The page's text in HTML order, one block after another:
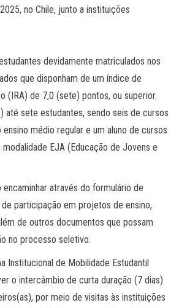
no Chile, junto a instituições
devidamente matriculados nos
que disponham de um índice de
(IRA) de 7,0 (sete) pontos, ou superior.
até sete estudantes, sendo seis de cursos
médio regular e um aluno de cursos
EJA (Educação de Jovens e
através do formulário de
participação em projetos de ensino,
de outros documentos que possam
no processo seletivo.
Institucional de Mobilidade Estudantil
o intercâmbio de curta duração (7 dias)
por meio de visitas às instituições